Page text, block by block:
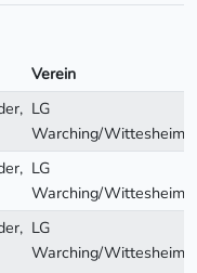
Verein
LG
Warching/Wittesheim
LG
Warching/Wittesheim
LG
Warching/Wittesheim